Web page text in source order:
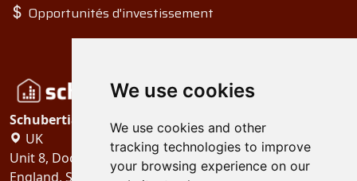
We use cookies
We use cookies and other
tracking technologies to improve
your browsing experience on our
Opportunités d'investissement
Schubertiades, Ltd.
UK
Unit 8, Dock Offices, Surrey Quays Road, London
England, SE16 2XU